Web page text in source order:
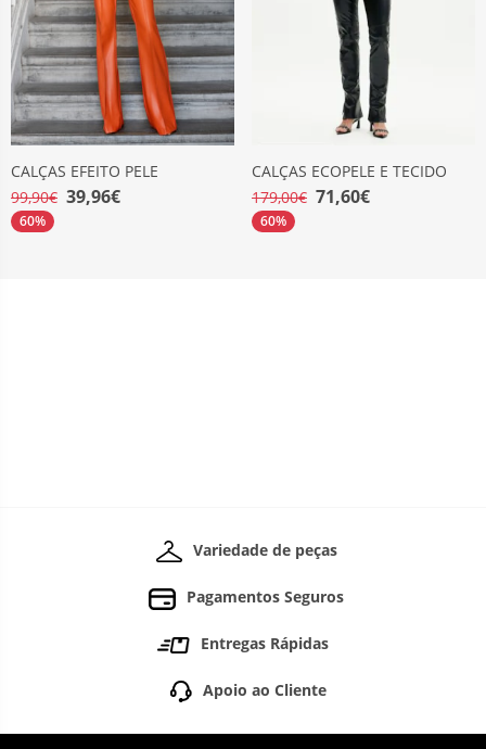
CALÇAS EFEITO PELE
99,90€ 39,96€
60%
CALÇAS ECOPELE E TECIDO
179,00€ 71,60€
60%
Variedade de peças
Pagamentos Seguros
Entregas Rápidas
Apoio ao Cliente